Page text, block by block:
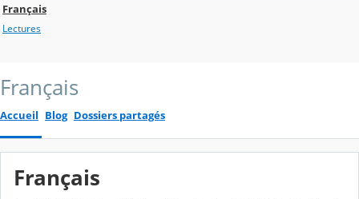
Français
Lectures
Français
Accueil Blog Dossiers partagés
Français